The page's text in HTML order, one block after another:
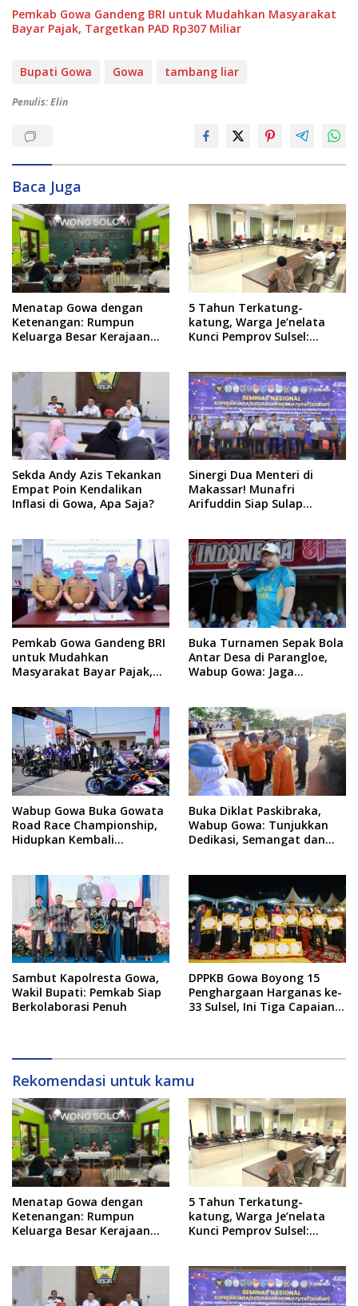
Pemkab Gowa Gandeng BRI untuk Mudahkan Masyarakat
Bayar Pajak, Targetkan PAD Rp307 Miliar
Bupati Gowa Gowa tambang liar
Penulis: Elin
Baca Juga
Menatap Gowa dengan
Ketenangan: Rumpun
Keluarga Besar Kerajaan
Jalur Musyawarah,
Ingatkan Soal Adat dan
Adab
5 Tahun Terkatung-
katung, Warga Je’nelata
Kunci Pemprov Sulsel:
Sekda Andy Azis Tekankan
Empat Poin Kendalikan
Inflasi di Gowa, Apa Saja?
Sinergi Dua Menteri di
Makassar! Munafri
Arifuddin Siap Sulap
Baru
Pemkab Gowa Gandeng BRI
untuk Mudahkan
Masyarakat Bayar Pajak,
Buka Turnamen Sepak Bola
Antar Desa di Parangloe,
Wabup Gowa: Jaga
Wabup Gowa Buka Gowata
Road Race Championship,
Hidupkan Kembali
Buka Diklat Paskibraka,
Wabup Gowa: Tunjukkan
Dedikasi, Semangat dan
Sambut Kapolresta Gowa,
Wakil Bupati: Pemkab Siap
Berkolaborasi Penuh
DPPKB Gowa Boyong 15
Penghargaan Harganas ke-
33 Sulsel, Ini Tiga Capaian
Rekomendasi untuk kamu
Menatap Gowa dengan
Ketenangan: Rumpun
Keluarga Besar Kerajaan
Jalur Musyawarah,
Ingatkan Soal Adat dan
Adab
5 Tahun Terkatung-
katung, Warga Je’nelata
Kunci Pemprov Sulsel: